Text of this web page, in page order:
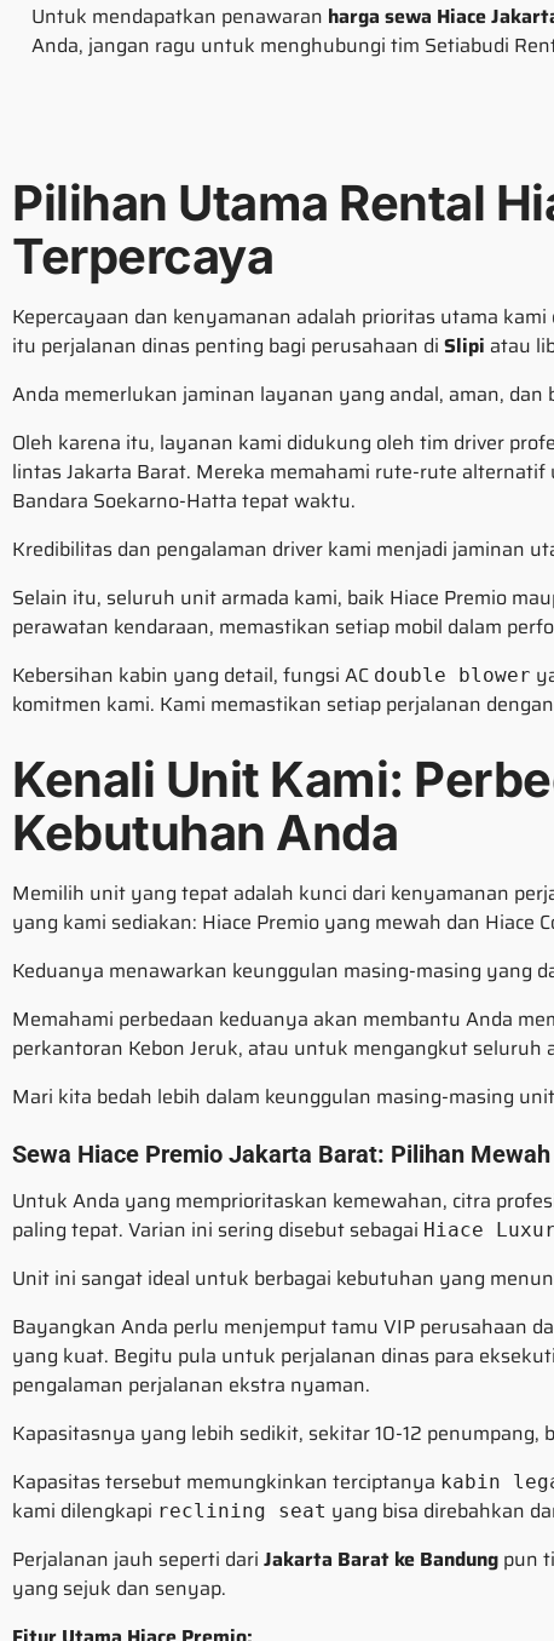
Untuk mendapatkan penawaran harga sewa Hiace
Anda, jangan ragu untuk menghubungi tim Setiabudi
Pilihan Utama Rental
Terpercaya
Kepercayaan dan kenyamanan adalah prioritas utama
itu perjalanan dinas penting bagi perusahaan di Slipi atau
Anda memerlukan jaminan layanan yang andal, aman, dan
Oleh karena itu, layanan kami didukung oleh tim driver
lintas Jakarta Barat. Mereka memahami rute-rute
Bandara Soekarno-Hatta tepat waktu.
Kredibilitas dan pengalaman driver kami menjadi jaminan
Selain itu, seluruh unit armada kami, baik Hiace Premio
perawatan kendaraan, memastikan setiap mobil dalam
Kebersihan kabin yang detail, fungsi AC double blower
komitmen kami. Kami memastikan setiap perjalanan dengan
Kenali Unit Kami:
Kebutuhan Anda
Memilih unit yang tepat adalah kunci dari kenyamanan
yang kami sediakan: Hiace Premio yang mewah dan Hiace
Keduanya menawarkan keunggulan masing-masing yang
Memahami perbedaan keduanya akan membantu Anda
perkantoran Kebon Jeruk, atau untuk mengangkut seluruh
Mari kita bedah lebih dalam keunggulan masing-masing
Sewa Hiace Premio Jakarta Barat: Pilihan
Untuk Anda yang memprioritaskan kemewahan, citra
paling tepat. Varian ini sering disebut sebagai Hiace
Unit ini sangat ideal untuk berbagai kebutuhan yang
Bayangkan Anda perlu menjemput tamu VIP perusahaan
yang kuat. Begitu pula untuk perjalanan dinas para
pengalaman perjalanan ekstra nyaman.
Kapasitasnya yang lebih sedikit, sekitar 10-12
Kapasitas tersebut memungkinkan terciptanya kabin
kami dilengkapi reclining seat yang bisa direbahkan
Perjalanan jauh seperti dari Jakarta Barat ke Bandung pun
yang sejuk dan senyap.